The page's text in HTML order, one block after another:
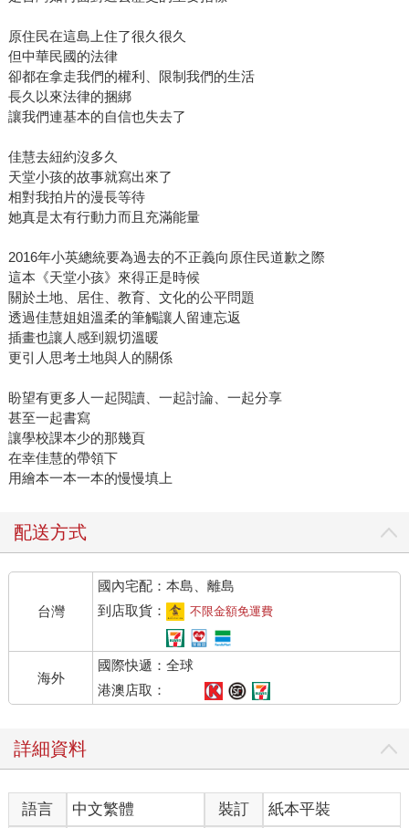
原住民在這島上住了很久很久
但中華民國的法律
卻都在拿走我們的權利、限制我們的生活
長久以來法律的捆綁
讓我們連基本的自信也失去了
佳慧去紐約沒多久
天堂小孩的故事就寫出來了
相對我拍片的漫長等待
她真是太有行動力而且充滿能量
2016年小英總統要為過去的不正義向原住民道歉之際
這本《天堂小孩》來得正是時候
關於土地、居住、教育、文化的公平問題
透過佳慧姐姐溫柔的筆觸讓人留連忘返
插畫也讓人感到親切溫暖
更引人思考土地與人的關係
盼望有更多人一起閲讀、一起討論、一起分享
甚至一起書寫
讓學校課本少的那幾頁
在幸佳慧的帶領下
用繪本一本一本的慢慢填上
配送方式
台灣
國內宅配：本島、離島
到店取貨：
不限金額免運費
海外
國際快遞：全球
港澳店取：
詳細資料
語言 中文繁體 裝訂
紙本平裝